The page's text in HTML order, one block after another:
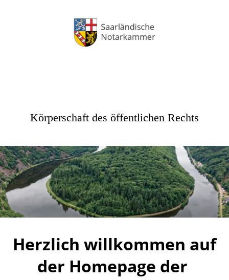
Körperschaft des öffentlichen Rechts
Herzlich willkommen auf
der Homepage der